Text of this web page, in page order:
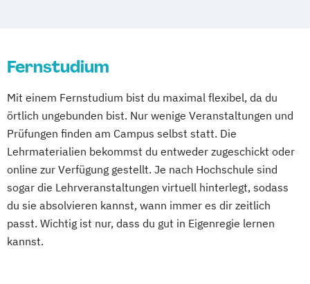
Digitale Transformation kompakt
Einführung in die Elektrotechnik
Einführung in die IT-Sicherheit
Elektrische und hybride Antriebe
Elektro- und Informationstechnik
Elektrotechnik
Energieerzeugung aus Biomasse
Energieingenieurwesen
Energiespeichertechnik
Kindheitspädagogik
Medical Fitness & Athletic Management
Medizinalfachberufe
Naturheilkunde und komplementäre
Heilverfahren
Pharmamanagement und
Pharmaproduktion
Physiotherapie Psychologie
Fernstudium
Mit einem Fernstudium bist du maximal flexibel, da du
örtlich ungebunden bist. Nur wenige Veranstaltungen und
Prüfungen finden am Campus selbst statt. Die
Lehrmaterialien bekommst du entweder zugeschickt oder
online zur Verfügung gestellt. Je nach Hochschule sind
sogar die Lehrveranstaltungen virtuell hinterlegt, sodass
du sie absolvieren kannst, wann immer es dir zeitlich
passt. Wichtig ist nur, dass du gut in Eigenregie lernen
kannst.